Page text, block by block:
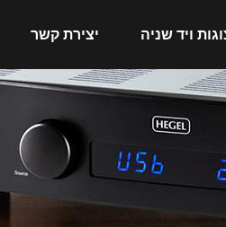
ויד שניה יצירת קשר